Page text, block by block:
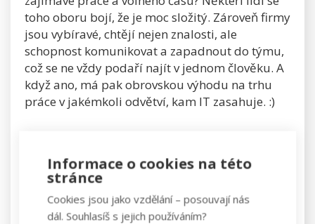
toho oboru bojí, že je moc složitý. Zároveň firmy
jsou vybíravé, chtějí nejen znalosti, ale
schopnost komunikovat a zapadnout do týmu,
což se ne vždy podaří najít v jednom člověku. A
když ano, má pak obrovskou výhodu na trhu
práce v jakémkoli odvětví, kam IT zasahuje. :)
6) Jaké jsou obory s IT?
Informace o cookies na této
stránce
Cookies jsou jako vzdělání – posouvají nás
dál. Souhlasíš s jejich používáním?